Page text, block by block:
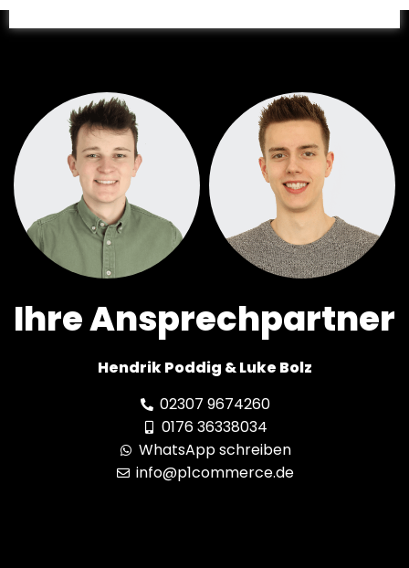
Ihre Ansprechpartner
Hendrik Poddig & Luke Bolz
02307 9674260
0176 36338034
WhatsApp schreiben
info@p1commerce.de